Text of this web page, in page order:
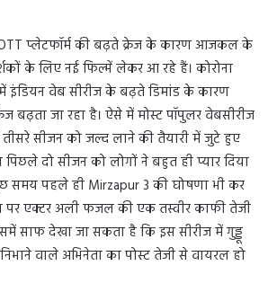
OTT प्लेटफॉर्म की बढ़ते क्रेज के कारण आजकल के
के लिए नई फिल्में लेकर आ रहे हैं। कोरोना
इंडियन वेब सीरीज के बढ़ते डिमांड के कारण
बढ़ता जा रहा है। ऐसे में मोस्ट पॉपुलर वेबसीरीज
तीसरे सीजन को जल्द लाने की तैयारी में जुटे हुए
दो सीजन को लोगों ने बहुत ही प्यार दिया
समय पहले ही Mirzapur 3 की घोषणा भी कर
पर एक्टर अली फजल की एक तस्वीर काफी तेजी
साफ देखा जा सकता है कि इस सीरीज में गुड्डू
वाले अभिनेता का पोस्ट तेजी से वायरल हो